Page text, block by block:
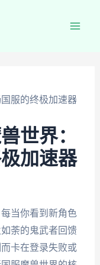
服的终极加速器
世界：
加速器
当你看到新角色
荼的鬼武者回馈
卡在登录失败或